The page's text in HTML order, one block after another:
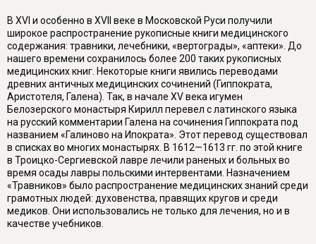
В XVI и особенно в XVII веке в Московской Руси получили
широкое распространение рукописные книги медицинского
содержания: травники, лечебники, «вертограды», «аптеки». До
нашего времени сохранилось более 200 таких рукописных
медицинских книг. Некоторые книги явились переводами
древних античных медицинских сочинений (Гиппократа,
Аристотеля, Галена). Так, в начале XV века игумен
Белозерского монастыря Кирилл перевел с латинского языка
на русский комментарии Галена на сочинения Гиппократа под
названием «Галиново на Ипократа». Этот перевод существовал
в списках во многих монастырях. В 1612—1613 гг. по этой книге
в Троицко-Сергиевской лавре лечили раненых и больных во
время осады лавры польскими интервентами. Назначением
«Травников» было распространение медицинских знаний среди
грамотных людей: духовенства, правящих кругов и среди
медиков. Они использовались не только для лечения, но и в
качестве учебников.